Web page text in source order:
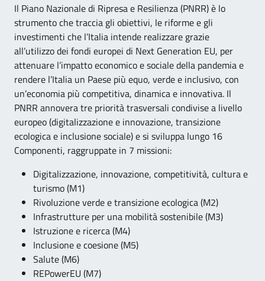
Il Piano Nazionale di Ripresa e Resilienza (PNRR) è lo
strumento che traccia gli obiettivi, le riforme e gli
investimenti che l’Italia intende realizzare grazie
all’utilizzo dei fondi europei di Next Generation EU, per
attenuare l’impatto economico e sociale della pandemia e
rendere l’Italia un Paese più equo, verde e inclusivo, con
un’economia più competitiva, dinamica e innovativa. Il
PNRR annovera tre priorità trasversali condivise a livello
europeo (digitalizzazione e innovazione, transizione
ecologica e inclusione sociale) e si sviluppa lungo 16
Componenti, raggruppate in 7 missioni:
Digitalizzazione, innovazione, competitività, cultura e
turismo (M1)
Rivoluzione verde e transizione ecologica (M2)
Infrastrutture per una mobilità sostenibile (M3)
Istruzione e ricerca (M4)
Inclusione e coesione (M5)
Salute (M6)
REPowerEU (M7)